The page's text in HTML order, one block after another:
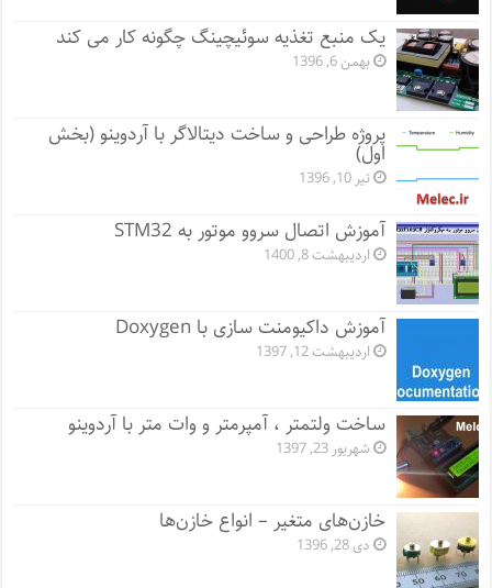
یک منبع تغذیه سوئیچینگ چگونه کار می کند
بهمن 6, 1396
پروژه طراحی و ساخت دیتالاگر با آردوینو (بخش
اول)
تیر 10, 1396
آموزش اتصال سروو موتور به STM32
اردیبهشت 8, 1400
آموزش داکیومنت سازی با Doxygen
اردیبهشت 12, 1397
ساخت ولتمتر ، آمپرمتر و وات متر با آردوینو
شهریور 23, 1397
خازن‌های متغیر – انواع خازن‌ها
دی 28, 1396